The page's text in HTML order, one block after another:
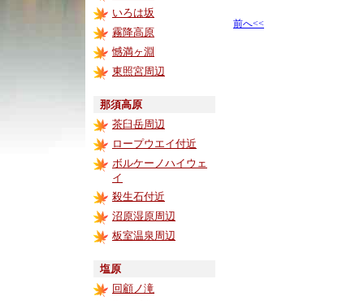
いろは坂
霧降高原
憾満ヶ淵
東照宮周辺
那須高原
茶臼岳周辺
ロープウエイ付近
ボルケーノハイウェ
イ
殺生石付近
沼原湿原周辺
板室温泉周辺
塩原
回顧ノ滝
前へ<<